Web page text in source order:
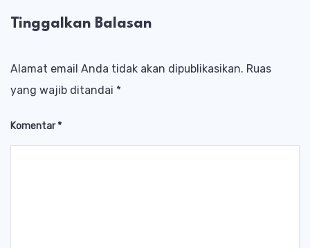
Tinggalkan Balasan
Alamat email Anda tidak akan dipublikasikan. Ruas
yang wajib ditandai *
Komentar*